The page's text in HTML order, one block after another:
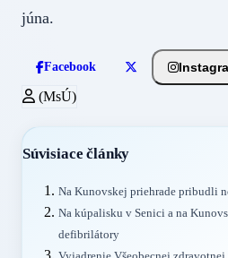
júna.
Facebook
(MsÚ)
Súvisiace články
Na Kunovskej priehrade pribudli
Na kúpalisku v Senici a na
defibrilátory